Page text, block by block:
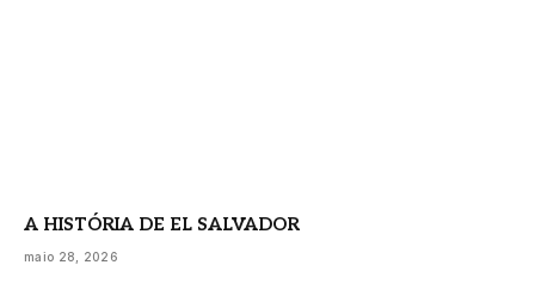
A HISTÓRIA DE EL SALVADOR
maio 28, 2026